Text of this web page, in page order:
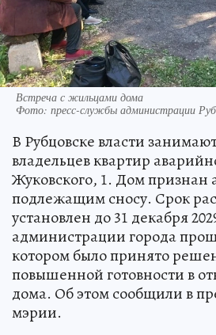
Встреча с жильцами дома
Фото: пресс-службы администрации
В Рубцовске власти
владельцев квартир
Жуковского, 1. Дом
подлежащим сносу. Срок
установлен до 31 декабря
администрации города
котором было принято
повышенной готовности в
дома. Об этом сообщили в
мэрии.